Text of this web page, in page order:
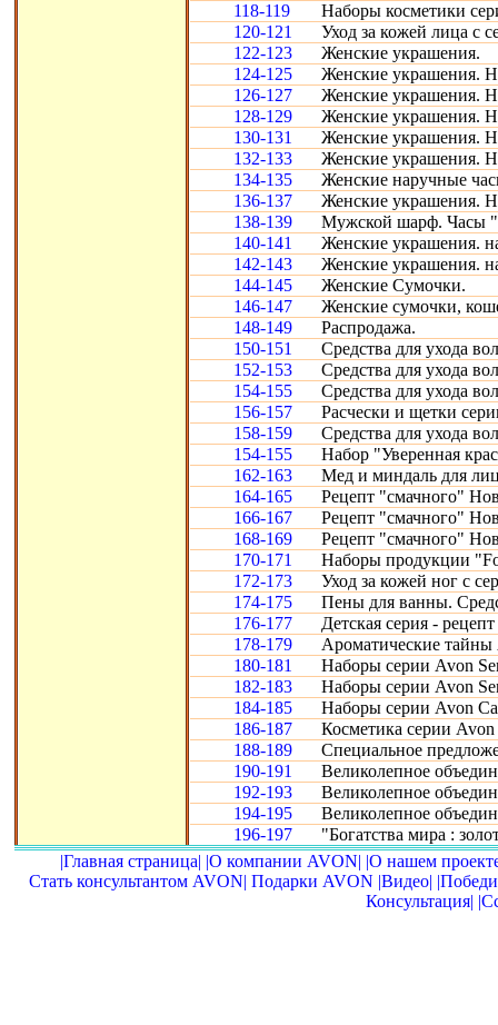
118-119
Наборы косметики
120-121
Уход за кожей лица с
122-123
Женские украшения.
124-125
Женские украшения.
126-127
Женские украшения.
128-129
Женские украшения.
130-131
Женские украшения.
132-133
Женские украшения.
134-135
Женские наручные
136-137
Женские украшения.
138-139
Мужской шарф. Часы
140-141
Женские украшения.
142-143
Женские украшения.
144-145
Женские Сумочки.
146-147
Женские сумочки,
148-149
Распродажа.
150-151
Средства для ухода
152-153
Средства для ухода
154-155
Средства для ухода
156-157
Расчески и щетки
158-159
Средства для ухода
154-155
Набор "Уверенная
162-163
Мед и миндаль для
164-165
Рецепт "смачного"
166-167
Рецепт "смачного"
168-169
Рецепт "смачного"
170-171
Наборы продукции
172-173
Уход за кожей ног с
174-175
Пены для ванны.
176-177
Детская серия -
178-179
Ароматические тайны
180-181
Наборы серии Avon
182-183
Наборы серии Avon
184-185
Наборы серии Avon
186-187
Косметика серии Avon
188-189
Специальное
190-191
Великолепное
192-193
Великолепное
194-195
Великолепное
196-197
"Богатства мира :
|Главная страница| |О компании AVON| |О нашем
Стать консультантом AVON| Подарки AVON |Видео|
Консультация|